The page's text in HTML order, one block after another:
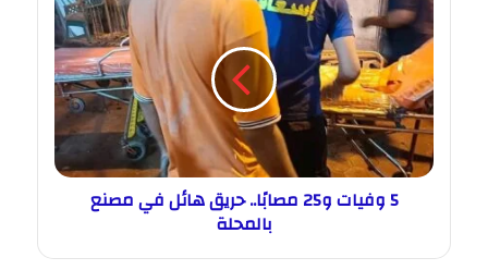
5 وفيات و25 مصابًا.. حريق هائل في مصنع
بالمحلة